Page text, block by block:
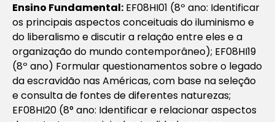
Ensino Fundamental: EF08HI01 (8º ano: Identificar
os principais aspectos conceituais do iluminismo e
do liberalismo e discutir a relação entre eles e a
organização do mundo contemporâneo); EF08HI19
(8º ano) Formular questionamentos sobre o legado
da escravidão nas Américas, com base na seleção
e consulta de fontes de diferentes naturezas;
EF08HI20 (8° ano: Identificar e relacionar aspectos